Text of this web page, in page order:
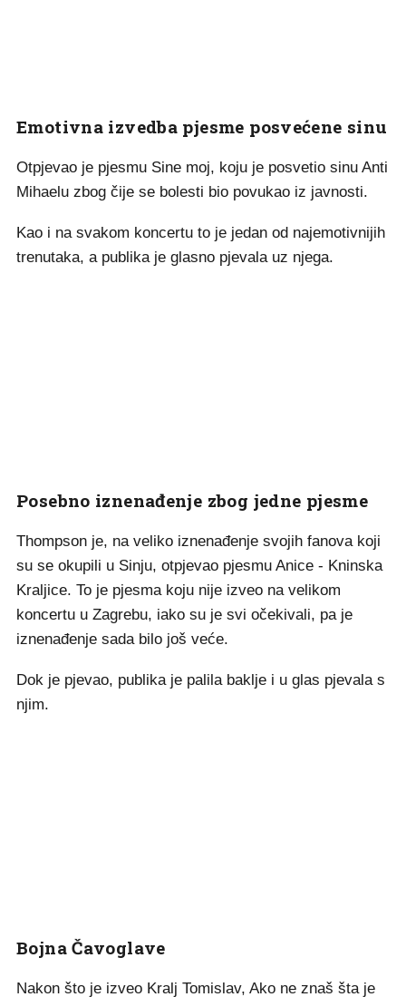
Emotivna izvedba pjesme posvećene sinu
Otpjevao je pjesmu Sine moj, koju je posvetio sinu Anti
Mihaelu zbog čije se bolesti bio povukao iz javnosti.
Kao i na svakom koncertu to je jedan od najemotivnijih
trenutaka, a publika je glasno pjevala uz njega.
Posebno iznenađenje zbog jedne pjesme
Thompson je, na veliko iznenađenje svojih fanova koji
su se okupili u Sinju, otpjevao pjesmu Anice - Kninska
Kraljice. To je pjesma koju nije izveo na velikom
koncertu u Zagrebu, iako su je svi očekivali, pa je
iznenađenje sada bilo još veće.
Dok je pjevao, publika je palila baklje i u glas pjevala s
njim.
Bojna Čavoglave
Nakon što je izveo Kralj Tomislav, Ako ne znaš šta je